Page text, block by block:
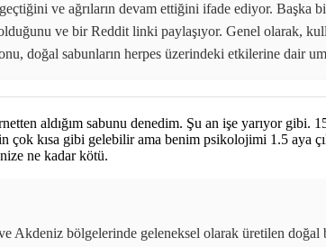
ve ağrıların devam ettiğini ifade ediyor.
ve bir Reddit linki paylaşıyor. Genel olarak,
doğal sabunların herpes üzerindeki etkilerine dair
aldığım sabunu denedim. Şu an işe yarıyor gibi.
çok kısa gibi gelebilir ama benim psikolojimi 1.5 aya
ne kadar kötü.
Akdeniz bölgelerinde geleneksel olarak üretilen doğal